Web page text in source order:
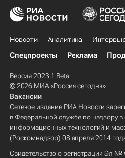
Новости Аналитика
Спецпроекты
Реклама
Версия 2023.1 Beta
© 2026 МИА «Россия сегодня»
Вакансии
Сетевое издание РИА Новости
в Федеральной службе по надзору в
информационных технологий и
(Роскомнадзор) 08 апреля 2014
Свидетельство о регистрации Эл